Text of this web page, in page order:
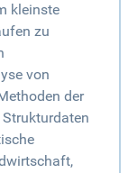
kleinste
zu
von
der